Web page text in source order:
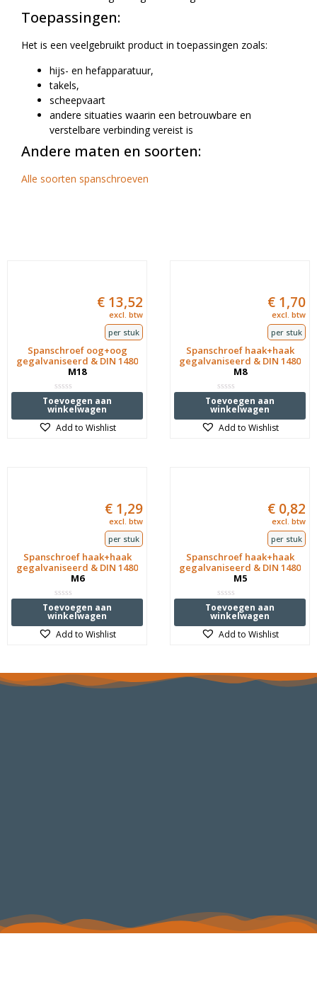
Toepassingen:
Het is een veelgebruikt product in toepassingen zoals:
hijs- en hefapparatuur,
takels,
scheepvaart
andere situaties waarin een betrouwbare en
verstelbare verbinding vereist is
Andere maten en soorten:
Alle soorten spanschroeven
Spanschroef oog+oog
gegalvaniseerd & DIN 1480
M18
Waardering
0
uit
5
€ 13,52
excl. btw
per stuk
Toevoegen aan
winkelwagen
Add to Wishlist
Spanschroef haak+haak
gegalvaniseerd & DIN 1480
M8
Waardering
0
uit
5
€ 1,70
excl. btw
per stuk
Toevoegen aan
winkelwagen
Add to Wishlist
Spanschroef haak+haak
gegalvaniseerd & DIN 1480
M6
Waardering
0
uit
5
€ 1,29
excl. btw
per stuk
Toevoegen aan
winkelwagen
Add to Wishlist
Spanschroef haak+haak
gegalvaniseerd & DIN 1480
M5
Waardering
0
uit
5
€ 0,82
excl. btw
per stuk
Toevoegen aan
winkelwagen
Add to Wishlist